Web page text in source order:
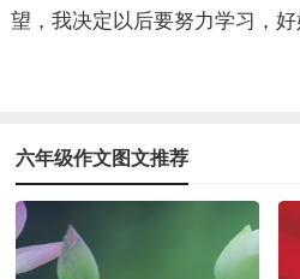
望，我决定以后要努力学习，好
六年级作文图文推荐